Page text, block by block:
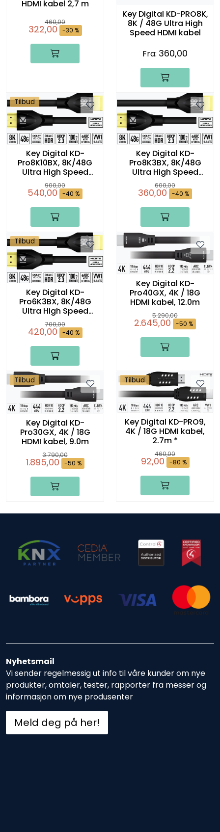
HDMI kabel 2,7 m
460,00
322,00 -30 %
Key Digital KD-PRO8K,
8K / 48G Ultra High
Speed HDMI kabel
Fra: 360,00
Tilbud
Key Digital KD-
Pro8K10BX, 8K/48G
Ultra High Speed
HDMI kabel, 3.0 m
900,00
540,00 -40 %
Key Digital KD-
Pro8K3BX, 8K/48G
Ultra High Speed
HDMI kabel, 0,9 m
600,00
360,00 -40 %
Tilbud
Key Digital KD-
Pro6K3BX, 8K/48G
Ultra High Speed
HDMI kabel, 1,8 m
700,00
420,00 -40 %
Key Digital KD-
Pro40GX, 4K / 18G
HDMI kabel, 12.0m
5.290,00
2.645,00 -50 %
Tilbud
Key Digital KD-
Pro30GX, 4K / 18G
HDMI kabel, 9.0m
3.790,00
1.895,00 -50 %
Tilbud
Key Digital KD-PRO9,
4K / 18G HDMI kabel,
2.7m *
460,00
92,00 -80 %
Nyhetsmail
Vi sender regelmessig ut info til våre kunder om nye
produkter, omtaler, tester, rapporter fra messer og
informasjon om nye produsenter
Meld deg på her!